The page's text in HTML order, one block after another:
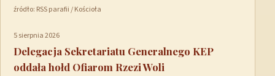
źródło: RSS parafii / Kościoła
5 sierpnia 2026
Delegacja Sekretariatu Generalnego KEP
oddała hołd Ofiarom Rzezi Woli